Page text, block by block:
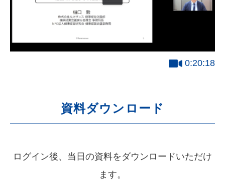
0:20:18
資料ダウンロード
ログイン後、当日の資料をダウンロードいただけ
ます。